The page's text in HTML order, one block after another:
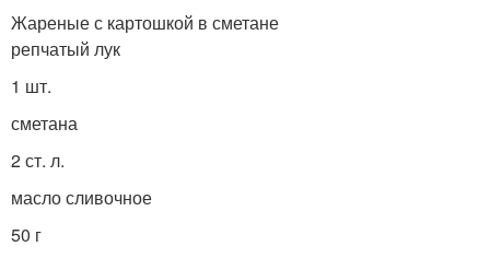
Жареные с картошкой в сметане
репчатый лук
1 шт.
сметана
2 ст. л.
масло сливочное
50 г